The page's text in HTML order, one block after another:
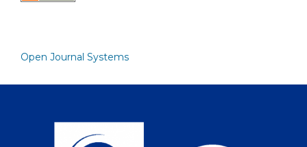
Open Journal Systems